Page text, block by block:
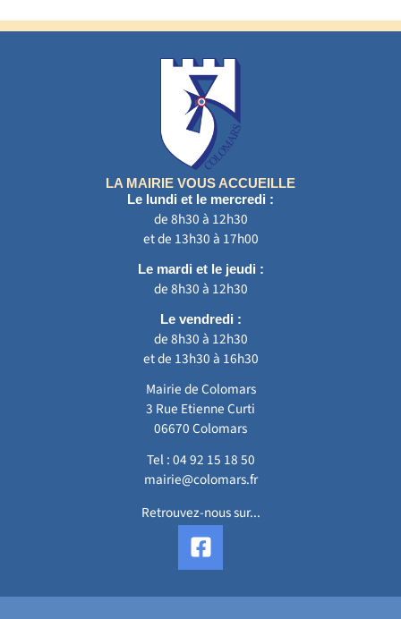
LA MAIRIE VOUS ACCUEILLE
Le lundi et le mercredi :
de 8h30 à 12h30
et de 13h30 à 17h00
Le mardi et le jeudi :
de 8h30 à 12h30
Le vendredi :
de 8h30 à 12h30
et de 13h30 à 16h30
Mairie de Colomars
3 Rue Etienne Curti
06670 Colomars
Tel :04 92 15 18 50
mairie@colomars.fr
Retrouvez-nous sur...
F
a
c
e